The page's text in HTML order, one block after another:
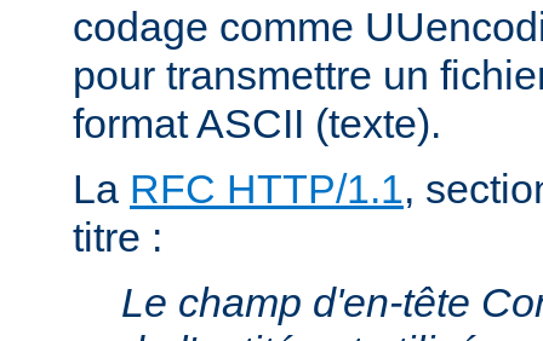
codage comme
pour transmettre un
format ASCII (texte).
La RFC HTTP/1.1,
titre :
Le champ d'en-tête